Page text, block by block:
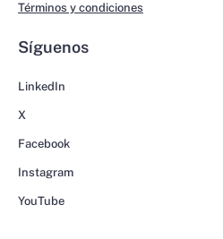
Términos y condiciones
Síguenos
LinkedIn
X
Facebook
Instagram
YouTube